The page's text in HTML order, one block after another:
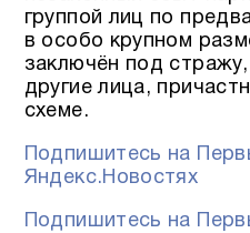
группой лиц по
в особо крупном
заключён под
другие лица,
схеме.
Подпишитесь на
Яндекс.Новостях
Подпишитесь на